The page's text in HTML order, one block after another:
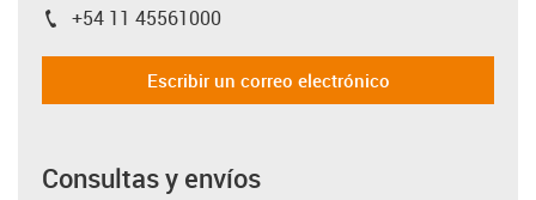
igus-icon-phone
+54 11 45561000
Escribir un correo electrónico
Consultas y envíos